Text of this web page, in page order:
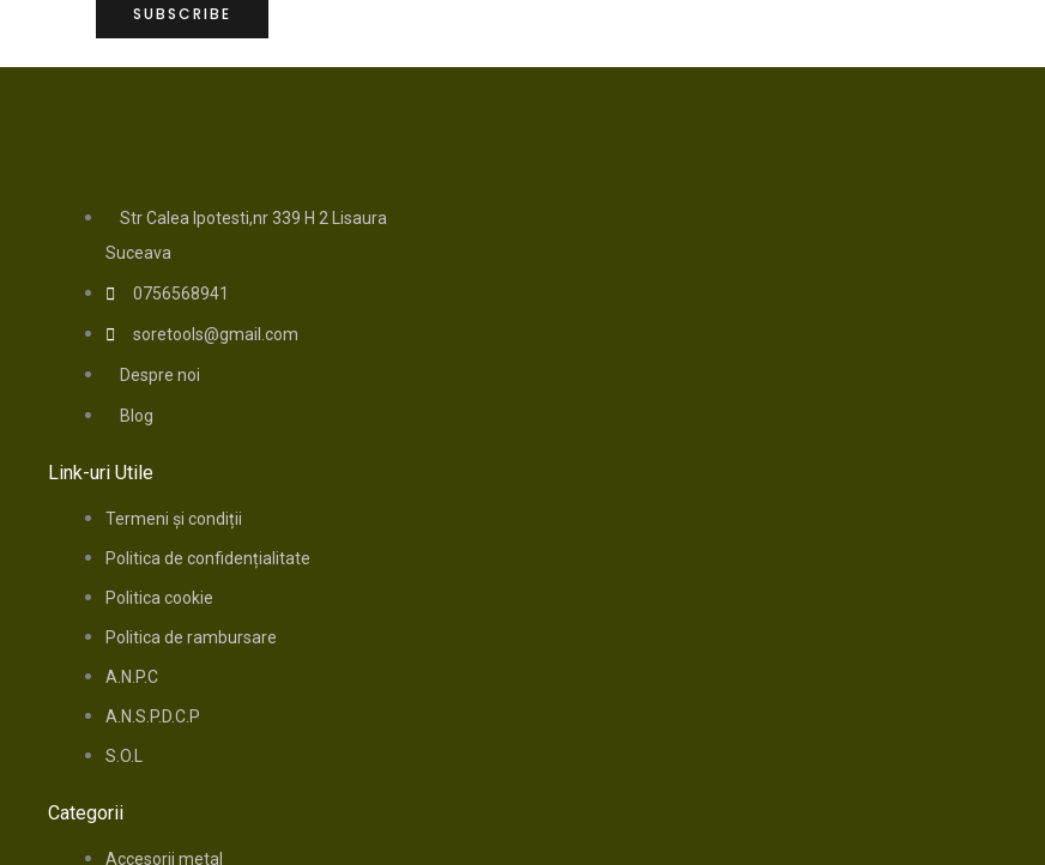
SUBSCRIBE
Str Calea Ipotesti,nr 339 H 2 Lisaura
Suceava
0756568941
soretools@gmail.com
Despre noi
Blog
Link-uri Utile
Termeni și condiții
Politica de confidențialitate
Politica cookie
Politica de rambursare
A.N.P.C
A.N.S.P.D.C.P
S.O.L
Categorii
Accesorii metal